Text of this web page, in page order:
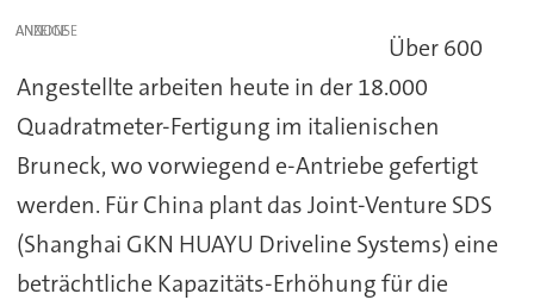
ANZEIGE
Über 600
Angestellte arbeiten heute in der 18.000
Quadratmeter-Fertigung im italienischen
Bruneck, wo vorwiegend e-Antriebe gefertigt
werden. Für China plant das Joint-Venture SDS
(Shanghai GKN HUAYU Driveline Systems) eine
beträchtliche Kapazitäts-Erhöhung für die